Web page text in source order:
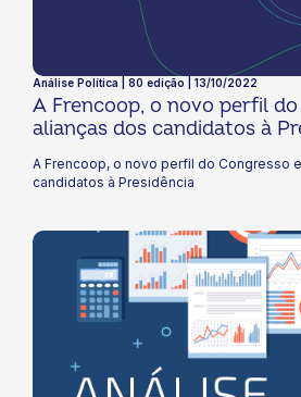
Análise Política | 80 edição | 13/10/2022
A Frencoop, o novo perfil
alianças dos candidatos à
A Frencoop, o novo perfil do Congresso
candidatos à Presidência